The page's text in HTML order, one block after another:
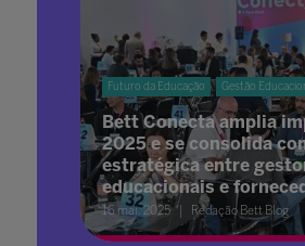
Futuro da Educação Gestão
Bett Conecta amplia
2025 e se consolida
estratégica entre
educacionais e
16 mai. 2025 Redação Bett Blog